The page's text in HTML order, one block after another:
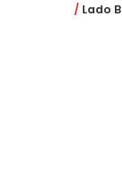
Lado B